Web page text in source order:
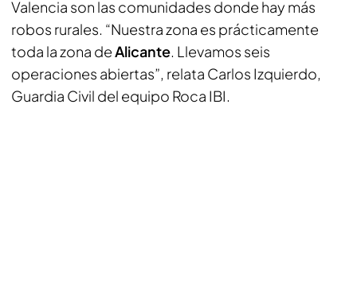
Valencia son las comunidades donde hay más
robos rurales. “Nuestra zona es prácticamente
toda la zona deAlicante. Llevamos seis
operaciones abiertas”, relata Carlos Izquierdo,
Guardia Civil del equipo Roca IBI.